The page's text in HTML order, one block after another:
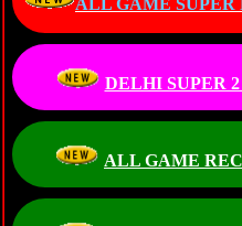
ALL GAME SUPER
DELHI SUPER
ALL GAME